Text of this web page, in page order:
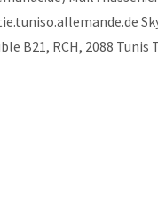
B21, RCH, 2088 Tunis